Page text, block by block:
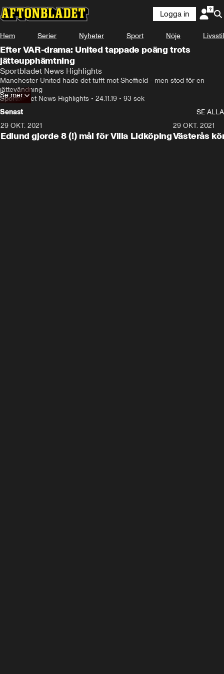
Logga in
Hem Serier Nyheter Sport Nöje Livsstil
Efter VAR-drama: United tappade poäng trots
jätteupphämtning
Sportbladet News Highlights
Manchester United hade det tufft mot Sheffield - men stod för en
jättevändning
Sportbladet News Highlights • 24.11.19 • 93 sek
Se mer
Senast
SE ALLA
29 OKT. 2021
Edlund gjorde 8 (!) mål för Villa Lidköping
29 OKT. 2021
Västerås